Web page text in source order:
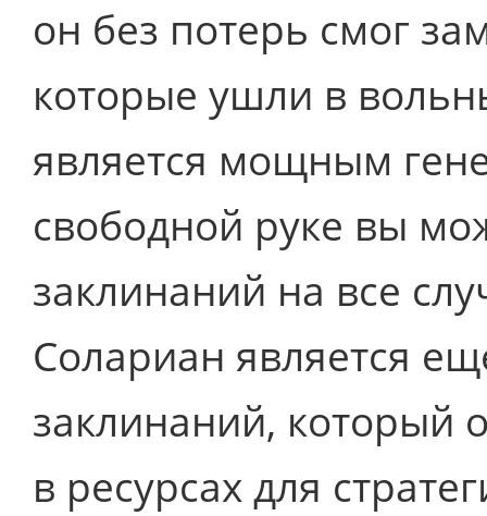
он без потерь смог
которые ушли в
является мощным
свободной руке вы
заклинаний на все
Солариан является
заклинаний, который
в ресурсах для